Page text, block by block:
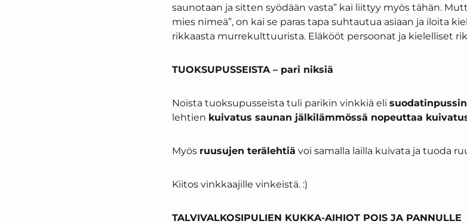
saunotaan ja sitten syödään vasta” kai liittyy myös tähän.
mies nimeä”, on kai se paras tapa suhtautua asiaan ja iloita
rikkaasta murrekulttuurista. Eläkööt persoonat ja kielelliset
TUOKSUPUSSEISTA – pari niksiä
Noista tuoksupusseista tuli parikin vinkkiä eli
lehtien kuivatus saunan jälkilämmössä nopeuttaa
Myös ruusujen terälehtiä voi samalla lailla kuivata ja tuoda
Kiitos vinkkaajille vinkeistä. :)
TALVIVALKOSIPULIEN KUKKA-AIHIOT POIS JA PANNULLE